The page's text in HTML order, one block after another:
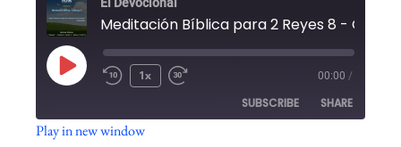
El Devocional
1x 00:00 /
SUBSCRIBE SHARE
Play in new window